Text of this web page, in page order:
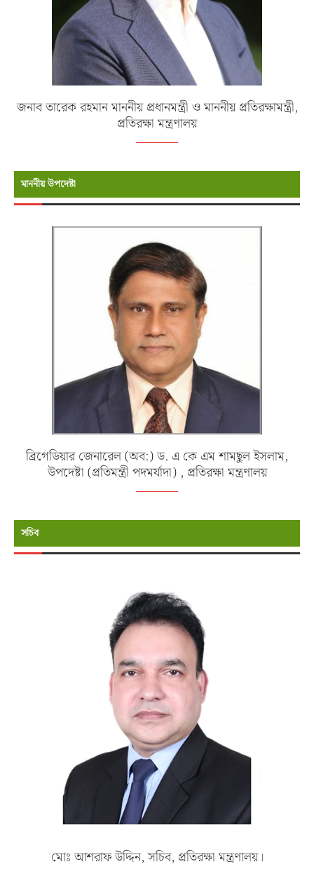
জনাব তারেক রহমান মাননীয় প্রধানমন্ত্রী ও মাননীয় প্রতিরক্ষামন্ত্রী,
প্রতিরক্ষা মন্ত্রণালয়
মাননীয় উপদেষ্টা
ব্রিগেডিয়ার জেনারেল (অব:) ড. এ কে এম শামছুল ইসলাম,
উপদেষ্টা (প্রতিমন্ত্রী পদমর্যাদা) , প্রতিরক্ষা মন্ত্রণালয়
সচিব
মোঃ আশরাফ উদ্দিন, সচিব, প্রতিরক্ষা মন্ত্রণালয়।